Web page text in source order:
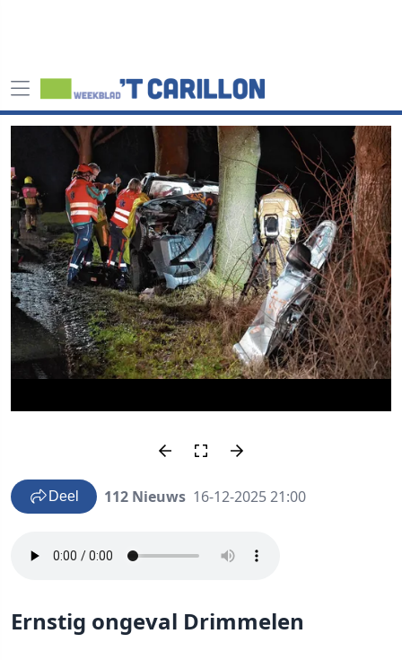
Deel 112 Nieuws 16-12-2025 21:00
Ernstig ongeval Drimmelen